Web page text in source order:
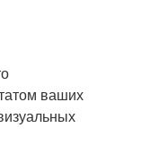
ваших